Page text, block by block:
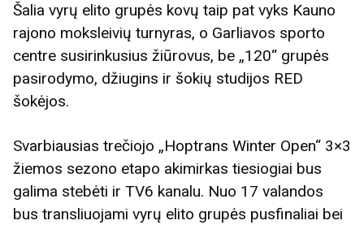
Šalia vyrų elito grupės kovų taip pat vyks Kauno
rajono moksleivių turnyras, o Garliavos sporto
centre susirinkusius žiūrovus, be „120“ grupės
pasirodymo, džiugins ir šokių studijos RED
šokėjos.
Svarbiausias trečiojo „Hoptrans Winter Open“ 3×3
žiemos sezono etapo akimirkas tiesiogiai bus
galima stebėti ir TV6 kanalu. Nuo 17 valandos
bus transliuojami vyrų elito grupės pusfinaliai bei